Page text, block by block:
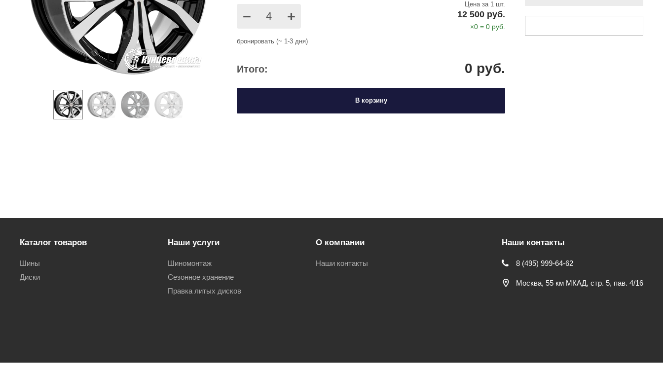
− +
Цена за 1 шт.
12 500 руб.
×0 = 0 руб.
бронировать (~ 1-3 дня)
Итого: 0 руб.
В корзину
Каталог товаров
Шины
Диски
Наши услуги
Шиномонтаж
Сезонное хранение
Правка литых дисков
О компании
Наши контакты
Наши контакты
8 (495) 999-64-62
Москва, 55 км МКАД, стр. 5, пав. 4/16